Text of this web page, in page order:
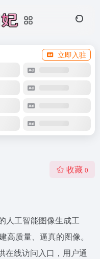
立即入驻
收藏 0
人工智能图像生成工
质量、逼真的图像。
在线访问入口，用户通